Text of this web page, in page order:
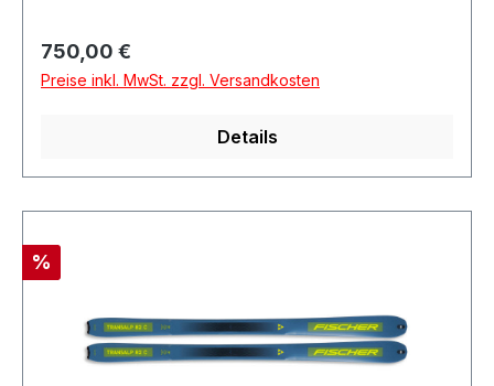
Regulärer Preis:
750,00 €
Preise inkl. MwSt. zzgl. Versandkosten
Details
Rabatt
%